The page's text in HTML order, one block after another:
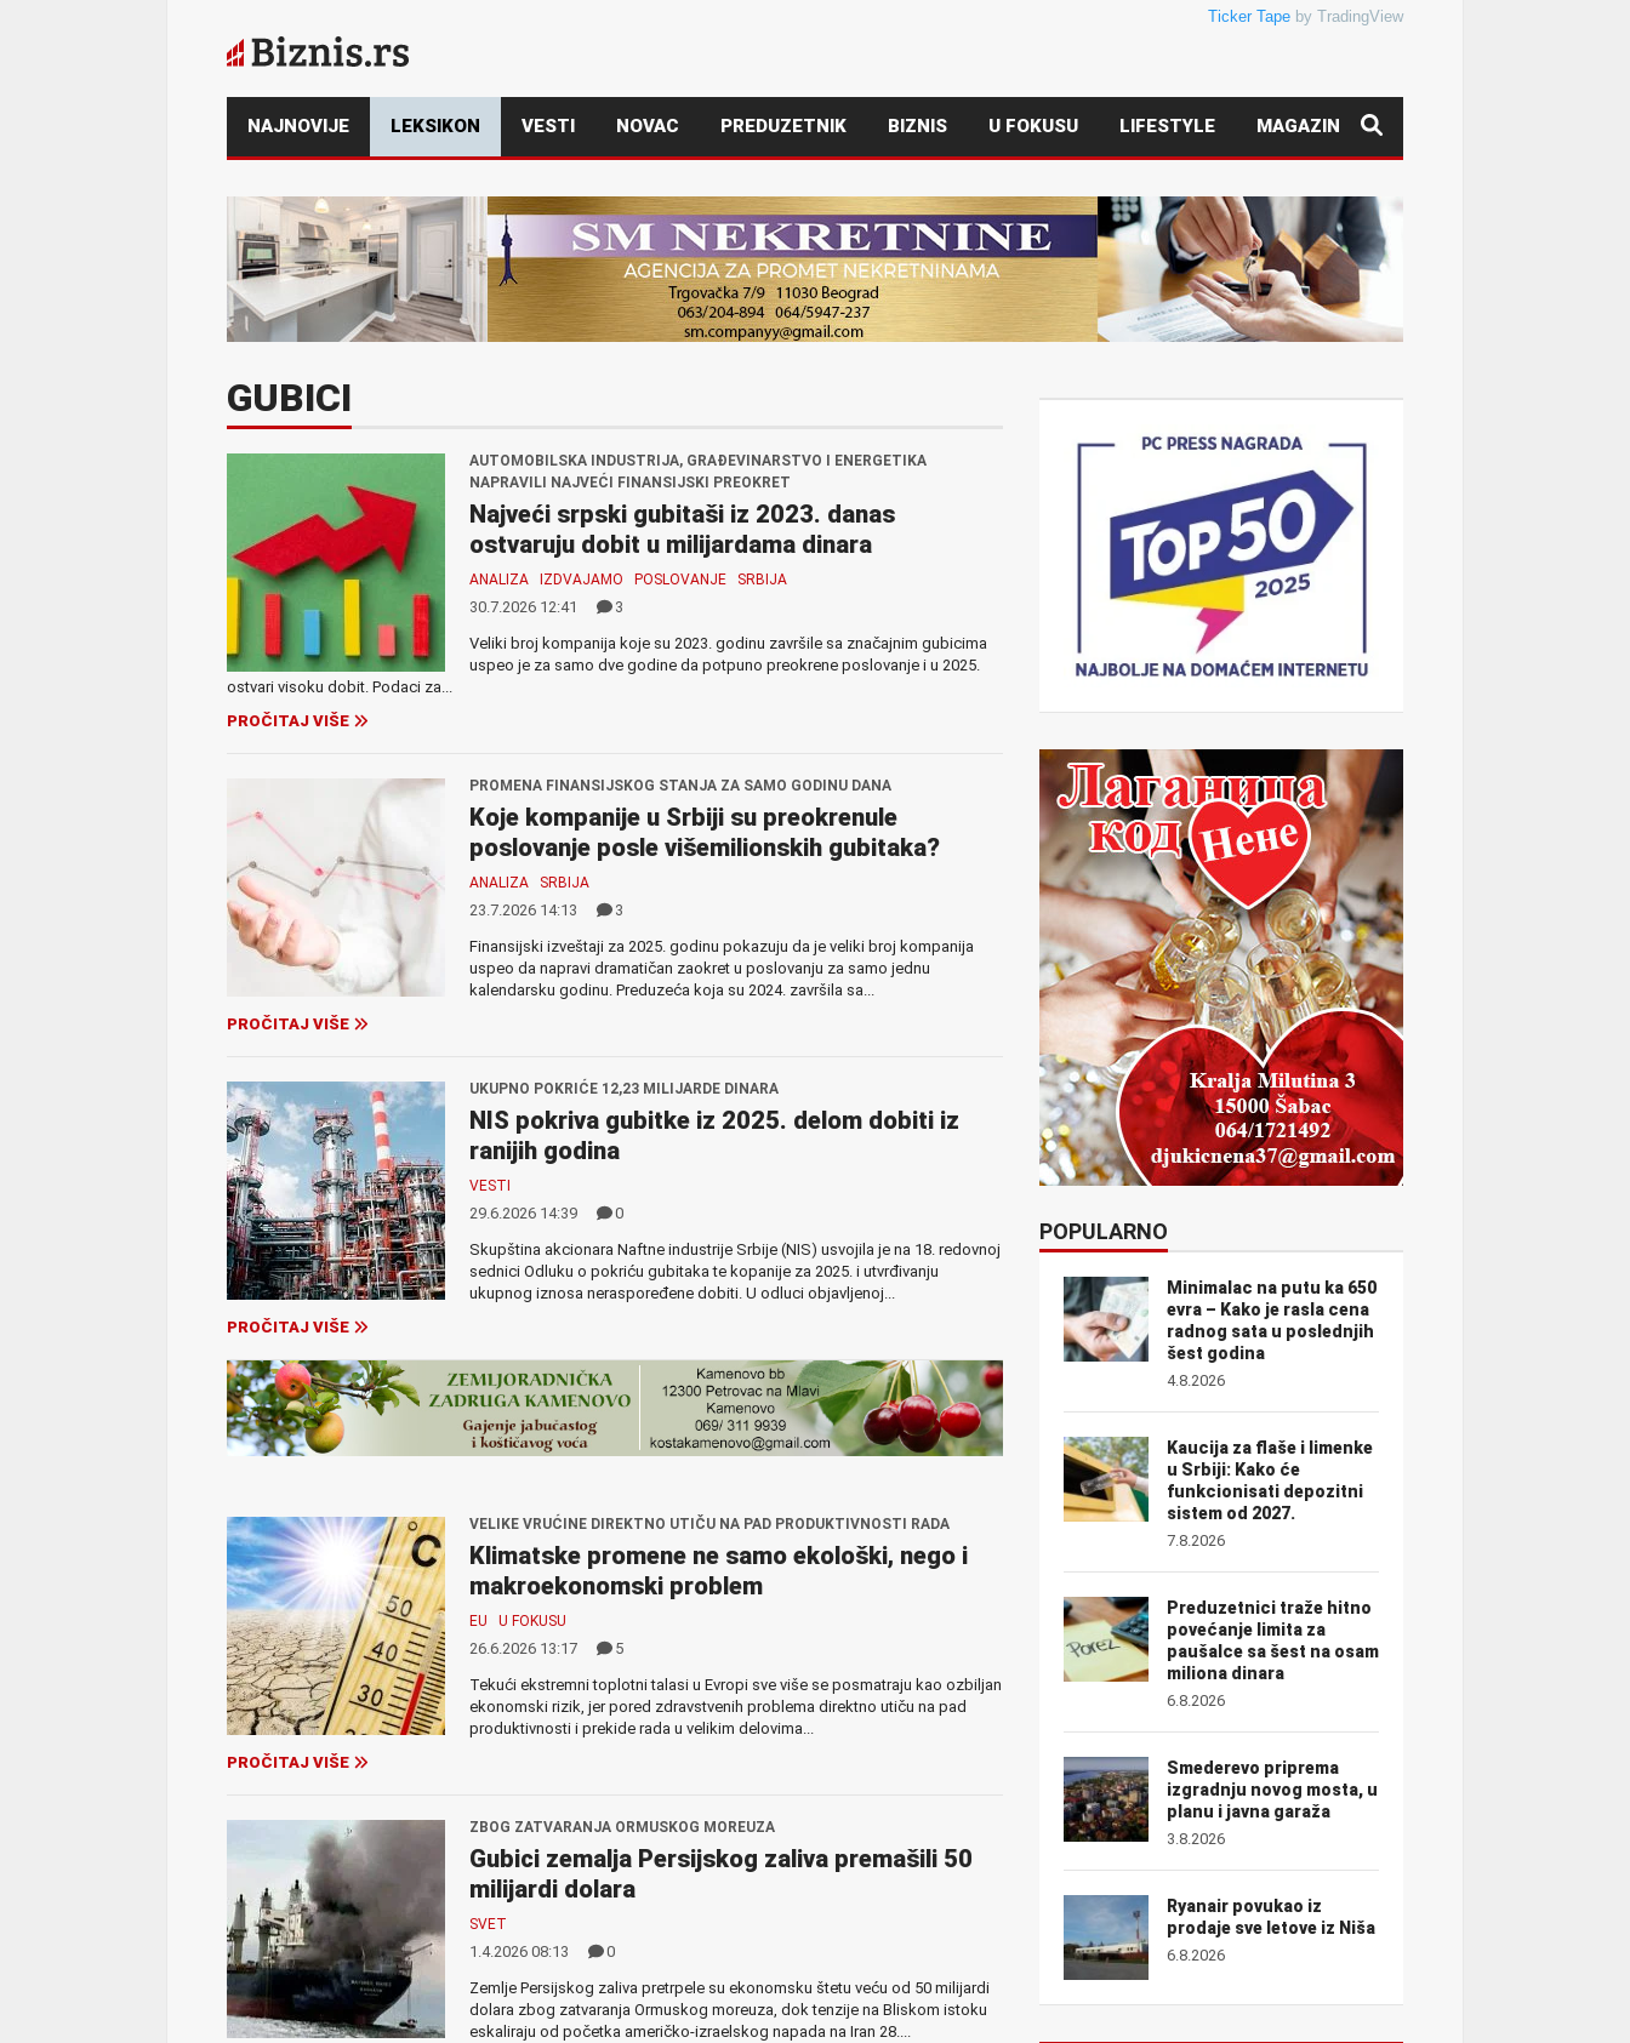
Ticker Tape by TradingView
NAJNOVIJE LEKSIKON VESTI NOVAC PREDUZETNIK BIZNIS U FOKUSU LIFESTYLE MAGAZIN
GUBICI
AUTOMOBILSKA INDUSTRIJA, GRAĐEVINARSTVO I ENERGETIKA
NAPRAVILI NAJVEĆI FINANSIJSKI PREOKRET
Najveći srpski gubitaši iz 2023. danas
ostvaruju dobit u milijardama dinara
ANALIZA IZDVAJAMO POSLOVANJE SRBIJA
30.7.2026 12:41
3
Veliki broj kompanija koje su 2023. godinu završile sa značajnim gubicima
uspeo je za samo dve godine da potpuno preokrene poslovanje i u 2025.
ostvari visoku dobit. Podaci za...
PROČITAJ VIŠE
PROMENA FINANSIJSKOG STANJA ZA SAMO GODINU DANA
Koje kompanije u Srbiji su preokrenule
poslovanje posle višemilionskih gubitaka?
ANALIZA SRBIJA
23.7.2026 14:13
3
Finansijski izveštaji za 2025. godinu pokazuju da je veliki broj kompanija
uspeo da napravi dramatičan zaokret u poslovanju za samo jednu
kalendarsku godinu. Preduzeća koja su 2024. završila sa...
PROČITAJ VIŠE
UKUPNO POKRIĆE 12,23 MILIJARDE DINARA
NIS pokriva gubitke iz 2025. delom dobiti iz
ranijih godina
VESTI
29.6.2026 14:39
0
Skupština akcionara Naftne industrije Srbije (NIS) usvojila je na 18. redovnoj
sednici Odluku o pokriću gubitaka te kopanije za 2025. i utvrđivanju
ukupnog iznosa neraspoređene dobiti. U odluci objavljenoj...
PROČITAJ VIŠE
VELIKE VRUĆINE DIREKTNO UTIČU NA PAD PRODUKTIVNOSTI RADA
Klimatske promene ne samo ekološki, nego i
makroekonomski problem
EU U FOKUSU
26.6.2026 13:17
5
Tekući ekstremni toplotni talasi u Evropi sve više se posmatraju kao ozbiljan
ekonomski rizik, jer pored zdravstvenih problema direktno utiču na pad
produktivnosti i prekide rada u velikim delovima...
PROČITAJ VIŠE
ZBOG ZATVARANJA ORMUSKOG MOREUZA
Gubici zemalja Persijskog zaliva premašili 50
milijardi dolara
SVET
1.4.2026 08:13
0
Zemlje Persijskog zaliva pretrpele su ekonomsku štetu veću od 50 milijardi
dolara zbog zatvaranja Ormuskog moreuza, dok tenzije na Bliskom istoku
eskaliraju od početka američko-izraelskog napada na Iran 28....
POPULARNO
Minimalac na putu ka 650
evra – Kako je rasla cena
radnog sata u poslednjih
šest godina
4.8.2026
Kaucija za flaše i limenke
u Srbiji: Kako će
funkcionisati depozitni
sistem od 2027.
7.8.2026
Preduzetnici traže hitno
povećanje limita za
paušalce sa šest na osam
miliona dinara
6.8.2026
Smederevo priprema
izgradnju novog mosta, u
planu i javna garaža
3.8.2026
Ryanair povukao iz
prodaje sve letove iz Niša
6.8.2026